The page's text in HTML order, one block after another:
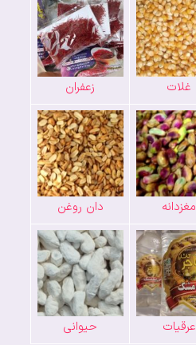
غلات زعفران
مغزدانه دان روغن
عرقیات حیوانی